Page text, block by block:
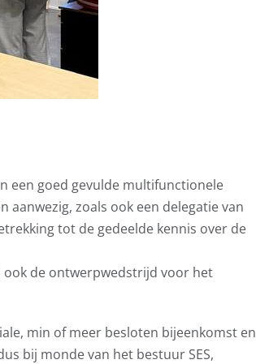
een goed gevulde multifunctionele
zoals ook een delegatie van
tot de gedeelde kennis over de
ook de ontwerpwedstrijd voor het
min of meer besloten bijeenkomst en
bij monde van het bestuur SES,